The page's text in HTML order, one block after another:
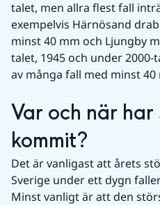
talet, men allra flest fall
exempelvis Härnösand
minst 40 mm och Ljungby
talet, 1945 och under
av många fall med minst 40
Var och när har
kommit?
Det är vanligast att årets
Sverige under ett dygn
Minst vanligt är att den